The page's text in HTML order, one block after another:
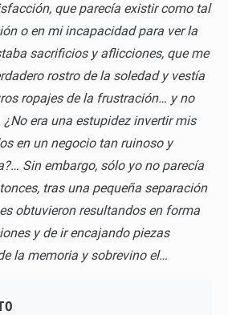
que parecía existir como tal
o en mi incapacidad para ver la
sacrificios y aflicciones, que me
rostro de la soledad y vestía
ropajes de la frustración… y no
era una estupidez invertir mis
en un negocio tan ruinoso y
Sin embargo, sólo yo no parecía
tras una pequeña separación
obtuvieron resultandos en forma
y de ir encajando piezas
la memoria y sobrevino el…